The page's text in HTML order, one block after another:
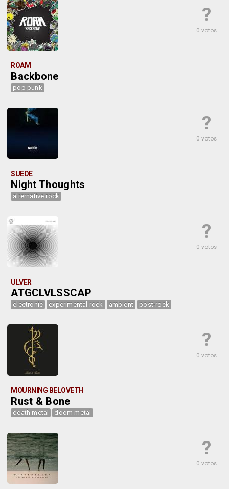
?
0 votos
ROAM
Backbone
pop punk
?
0 votos
SUEDE
Night Thoughts
alternative rock
?
0 votos
ULVER
ATGCLVLSSCAP
electronic experimental rock ambient post-rock
?
0 votos
MOURNING BELOVETH
Rust & Bone
death metal doom metal
?
0 votos